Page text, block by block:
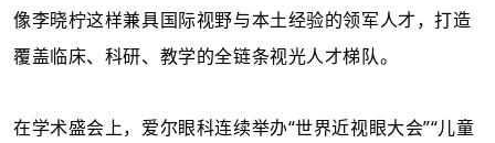
像李晓柠这样兼具国际视野与本土经验的领军人才，打造
覆盖临床、科研、教学的全链条视光人才梯队。
在学术盛会上，爱尔眼科连续举办“世界近视眼大会”“儿童